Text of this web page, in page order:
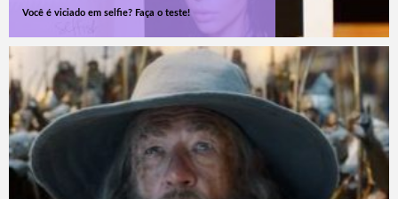
Você é viciado em selfie? Faça o teste!